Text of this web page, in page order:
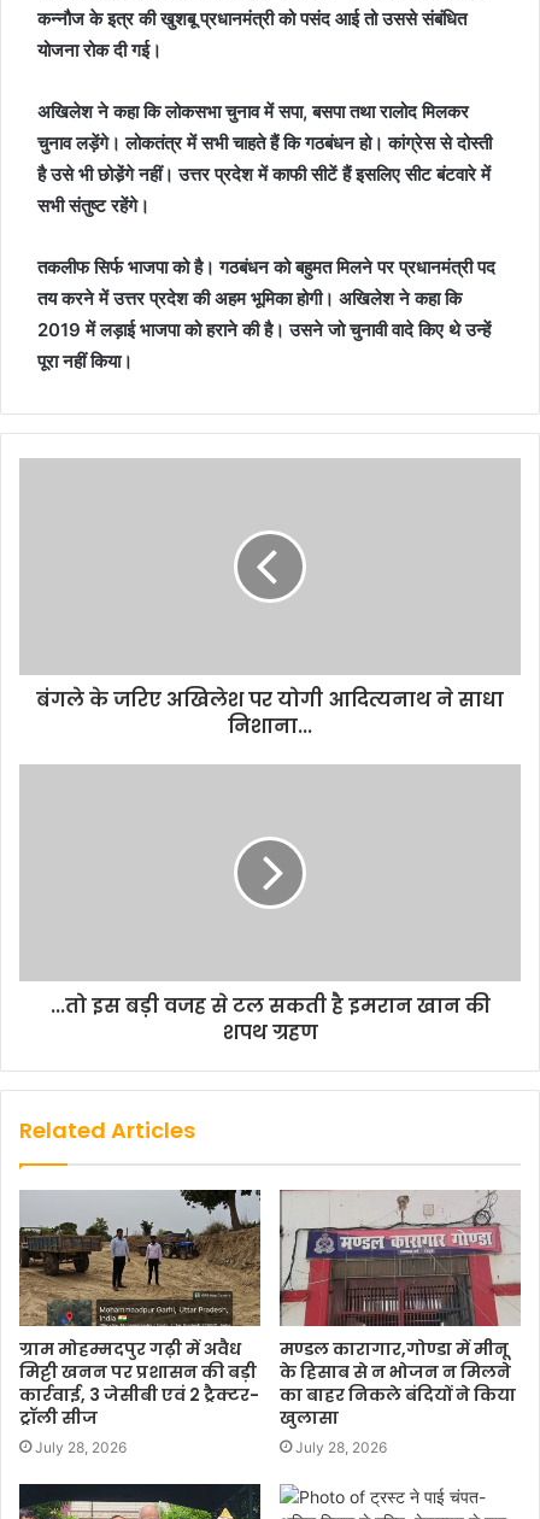
कन्नौज के इत्र की खुशबू प्रधानमंत्री को पसंद आई तो उससे संबंधित
योजना रोक दी गई।
अखिलेश ने कहा कि लोकसभा चुनाव में सपा, बसपा तथा रालोद मिलकर
चुनाव लड़ेंगे। लोकतंत्र में सभी चाहते हैं कि गठबंधन हो। कांग्रेस से दोस्ती
है उसे भी छोडे़ंगे नहीं। उत्तर प्रदेश में काफी सीटें हैं इसलिए सीट बंटवारे में
सभी संतुष्ट रहेंगे।
तकलीफ सिर्फ भाजपा को है। गठबंधन को बहुमत मिलने पर प्रधानमंत्री पद
तय करने में उत्तर प्रदेश की अहम भूमिका होगी। अखिलेश ने कहा कि
2019 में लड़ाई भाजपा को हराने की है। उसने जो चुनावी वादे किए थे उन्हें
पूरा नहीं किया।
बंगले के जरिए अखिलेश पर योगी आदित्यनाथ ने साधा
निशाना...
...तो इस बड़ी वजह से टल सकती है इमरान खान की
शपथ ग्रहण
Related Articles
ग्राम मोहम्मदपुर गढ़ी में अवैध
मिट्टी खनन पर प्रशासन की बड़ी
कार्रवाई, 3 जेसीबी एवं 2 ट्रैक्टर-
ट्रॉली सीज
July 28, 2026
मण्डल कारागार,गोण्डा में मीनू
के हिसाब से न भोजन न मिलने
का बाहर निकले बंदियों ने किया
खुलासा
July 28, 2026